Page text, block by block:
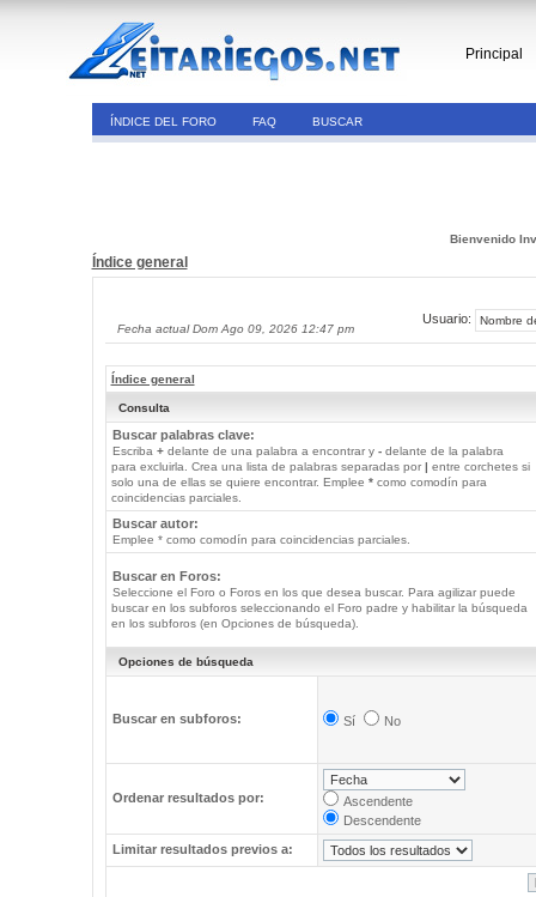
Principal
ÍNDICE DEL FORO FAQ BUSCAR
Bienvenido
Índice general
Fecha actual Dom Ago 09, 2026 12:47 pm
Usuario:
Índice general
Consulta
Buscar palabras clave:
Escriba +delante de una palabra a encontrar y -delante de la palabra
para excluirla. Crea una lista de palabras separadas por | entre corchetes si
solo una de ellas se quiere encontrar. Emplee *como comodín para
coincidencias parciales.
Buscar autor:
Emplee * como comodín para coincidencias parciales.
Buscar en Foros:
Seleccione el Foro o Foros en los que desea buscar. Para agilizar puede
buscar en los subforos seleccionando el Foro padre y habilitar la búsqueda
en los subforos (en Opciones de búsqueda).
Opciones de búsqueda
Buscar en subforos: Sí No
Ordenar resultados por:
Ascendente
Descendente
Limitar resultados previos a: